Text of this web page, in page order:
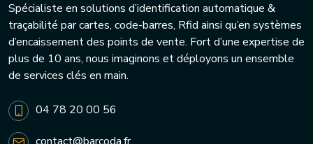
Spécialiste en solutions d’identification automatique &
traçabilité par cartes, code-barres, Rfid ainsi qu’en systèmes
d’encaissement des points de vente. Fort d’une expertise de
plus de 10 ans, nous imaginons et déployons un ensemble
de services clés en main.
04 78 20 00 56